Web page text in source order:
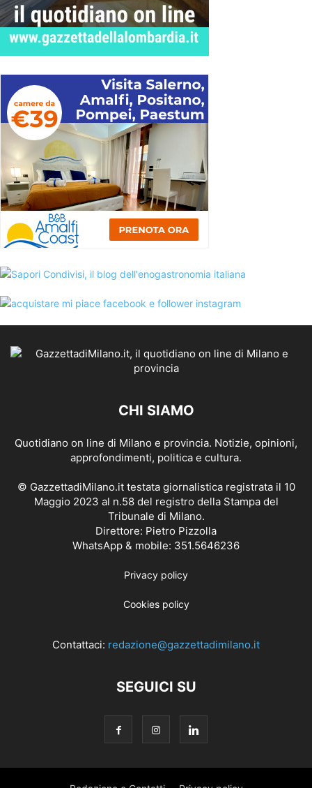
CHI SIAMO
Quotidiano on line di Milano e provincia. Notizie, opinioni,
approfondimenti, politica e cultura.
© GazzettadiMilano.it testata giornalistica registrata il 10
Maggio 2023 al n.58 del registro della Stampa del
Tribunale di Milano.
Direttore: Pietro Pizzolla
WhatsApp & mobile: 351.5646236
Privacy policy
Cookies policy
Contattaci: redazione@gazzettadimilano.it
SEGUICI SU